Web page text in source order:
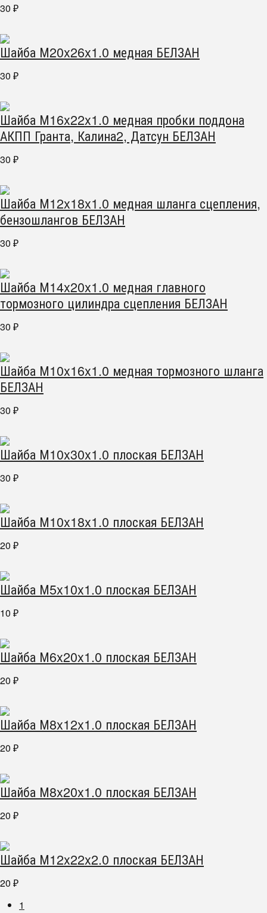
30 ₽
Шайба М20x26x1.0 медная БЕЛЗАН
30 ₽
Шайба М16x22x1.0 медная пробки поддона
АКПП Гранта, Калина2, Датсун БЕЛЗАН
30 ₽
Шайба М12x18x1.0 медная шланга сцепления,
бензошлангов БЕЛЗАН
30 ₽
Шайба М14x20x1.0 медная главного
тормозного цилиндра сцепления БЕЛЗАН
30 ₽
Шайба М10x16x1.0 медная тормозного шланга
БЕЛЗАН
30 ₽
Шайба М10x30x1.0 плоская БЕЛЗАН
30 ₽
Шайба М10x18x1.0 плоская БЕЛЗАН
20 ₽
Шайба М5x10x1.0 плоская БЕЛЗАН
10 ₽
Шайба М6x20x1.0 плоская БЕЛЗАН
20 ₽
Шайба М8x12x1.0 плоская БЕЛЗАН
20 ₽
Шайба М8x20x1.0 плоская БЕЛЗАН
20 ₽
Шайба М12x22x2.0 плоская БЕЛЗАН
20 ₽
1